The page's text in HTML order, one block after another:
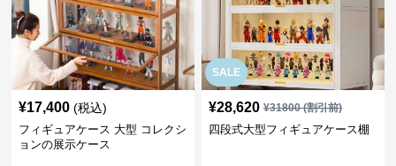
¥17,400 (税込)
フィギュアケース 大型 コレクシ
ョンの展示ケース
SALE
¥28,620 ¥31800(割引前)
四段式大型フィギュアケース棚